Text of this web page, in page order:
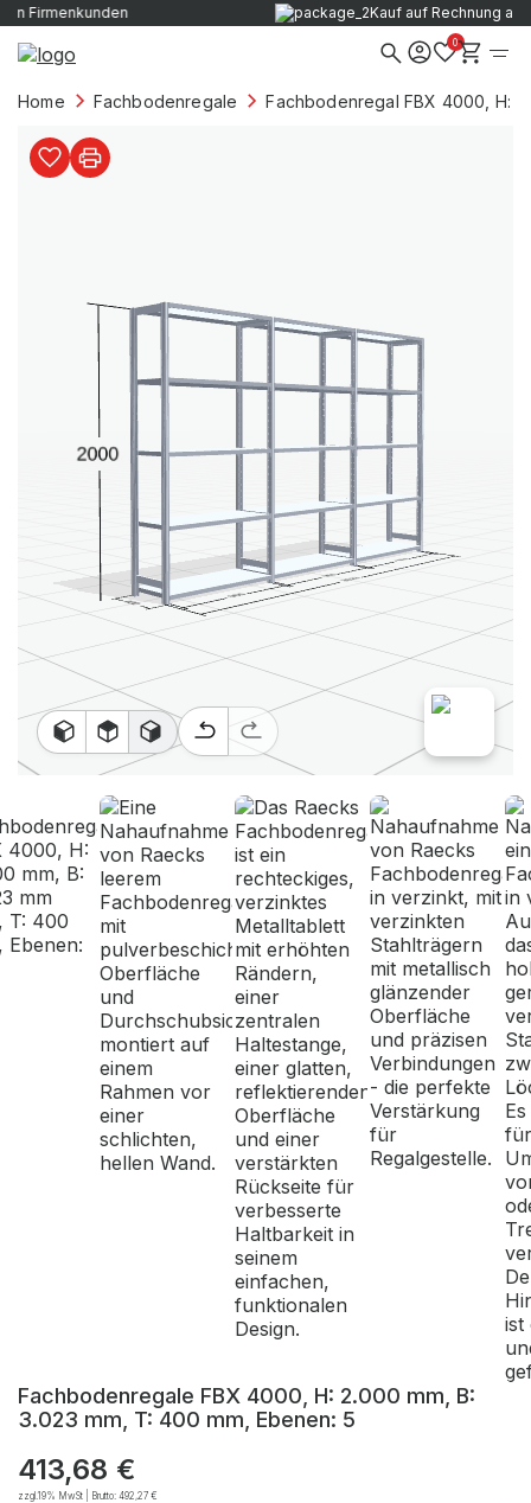
Kauf auf Rechnung ab der ersten Bestellung
0
Home Fachbodenregale Fachbodenregal FBX 4000, H:
Fachbodenregale FBX 4000, H: 2.000 mm, B:
3.023 mm, T: 400 mm, Ebenen: 5
413,68 €
zzgl.19% MwSt | Brutto:492,27 €